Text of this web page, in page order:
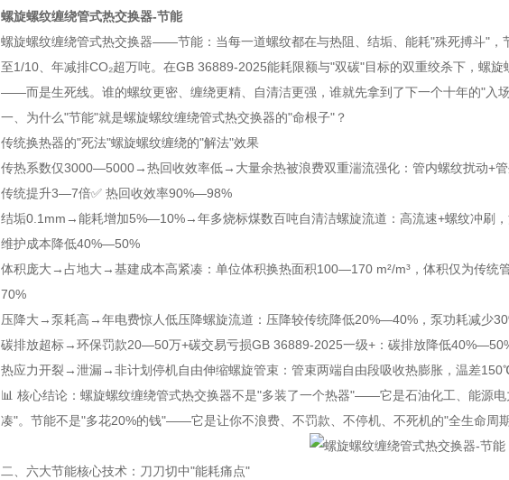
螺旋螺纹缠绕管式热交换器-节能
螺旋螺纹缠绕管式热交换器——节能：当每一道螺纹都在与热阻、结垢、能耗"殊死搏斗"
至1/10、年减排CO₂超万吨。在GB 36889-2025能耗限额与"双碳"目标的双重绞杀下，螺
——而是生死线。谁的螺纹更密、缠绕更精、自清洁更强，谁就先拿到了下一个十年的"入场
一、为什么"节能"就是螺旋螺纹缠绕管式热交换器的"命根子"？
传统换热器的"死法"螺旋螺纹缠绕的"解法"效果
传热系数仅3000—5000→热回收效率低→大量余热被浪费双重湍流强化：管内螺纹扰动+
传统提升3—7倍✅ 热回收效率90%—98%
结垢0.1mm→能耗增加5%—10%→年多烧标煤数百吨自清洁螺旋流道：高流速+螺纹冲刷
维护成本降低40%—50%
体积庞大→占地大→基建成本高紧凑：单位体积换热面积100—170 m²/m³，体积仅为传
70%
压降大→泵耗高→年电费惊人低压降螺旋流道：压降较传统降低20%—40%，泵功耗减少
碳排放超标→环保罚款20—50万+碳交易亏损GB 36889-2025一级+：碳排放降低
热应力开裂→泄漏→非计划停机自由伸缩螺旋管束：管束两端自由段吸收热膨胀，温差
📊 核心结论：螺旋螺纹缠绕管式热交换器不是"多装了一个热器"——它是石油化工、能源
凑"。节能不是"多花20%的钱"——它是让你不浪费、不罚款、不停机、不死机的"全生命周期
二、六大节能核心技术：刀刀切中"能耗痛点"